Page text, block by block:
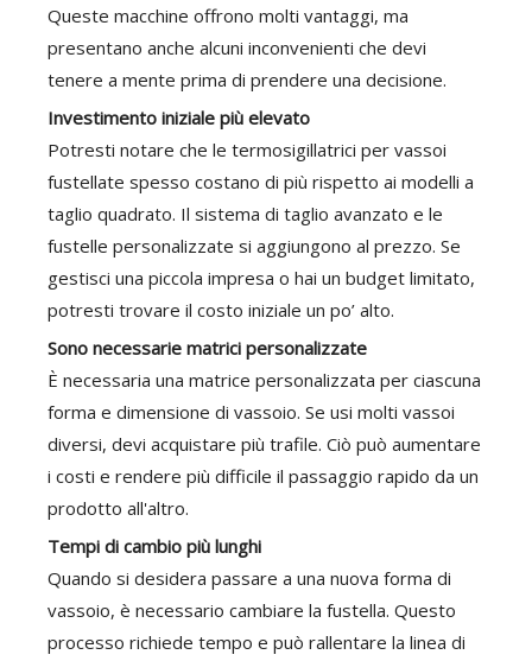
Queste macchine offrono molti vantaggi, ma
presentano anche alcuni inconvenienti che devi
tenere a mente prima di prendere una decisione.
Investimento iniziale più elevato
Potresti notare che le termosigillatrici per vassoi
fustellate spesso costano di più rispetto ai modelli a
taglio quadrato. Il sistema di taglio avanzato e le
fustelle personalizzate si aggiungono al prezzo. Se
gestisci una piccola impresa o hai un budget limitato,
potresti trovare il costo iniziale un po’ alto.
Sono necessarie matrici personalizzate
È necessaria una matrice personalizzata per ciascuna
forma e dimensione di vassoio. Se usi molti vassoi
diversi, devi acquistare più trafile. Ciò può aumentare
i costi e rendere più difficile il passaggio rapido da un
prodotto all'altro.
Tempi di cambio più lunghi
Quando si desidera passare a una nuova forma di
vassoio, è necessario cambiare la fustella. Questo
processo richiede tempo e può rallentare la linea di